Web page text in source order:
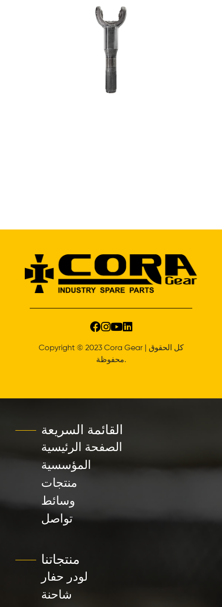
Copyright © 2023 Cora Gear | كل الحقوق
محفوظة.
القائمة السريعة
الصفحة الرئيسية
المؤسسية
منتجات
وسائط
تواصل
منتجاتنا
لودر حفار
شاحنة